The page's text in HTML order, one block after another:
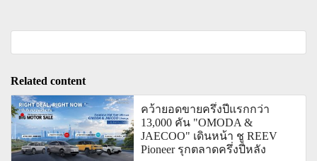
Related content
คว้ายอดขายครึ่งปีแรกกว่า
13,000 คัน "OMODA &
JAECOO" เดินหน้า ชู REEV
Pioneer รุกตลาดครึ่งปีหลัง